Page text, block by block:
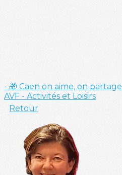
- 🎁 Caen on aime, on partage
AVF - Activités et Loisirs
Retour